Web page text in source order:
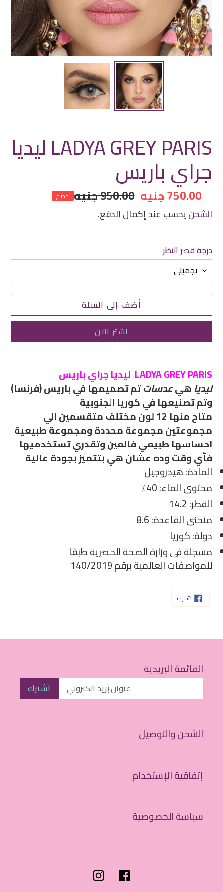
LADYA GREY PARIS ليديا
جراي باريس
سعر
مخفض
750.00 جنيه سعر
عادي
950.00 جنيه خصم
الشحنيحسب عند إكمال الدفع.
درجة قصر النظر
أضف إلى السلة
اشتر الآن
منتج
إلى
سلة
التسوق
الخاصة
بك
LADYA GREY PARIS ليديا جراي باريس
ليدياهيعدساتتم تصميمها في باريس(فرنسا)
وتم تصنيعها في كوريا الجنوبية
متاح منها 12 لون مختلف متقسمين الي
مجموعتين مجموعة محددة ومجموعة طبيعية
احساسها طبيعي فالعينوتقدري تستخدميها
فأي وقت وده عشان هي بتتميز بجودة عالية
المادة: هيدروجيل
محتوى الماء: 40٪
القطر: 14.2
منحنى القاعدة: 8.6
دولة: كوريا
مسجلة فى وزارة الصحة المصرية طبقا
للمواصفات العالمية برقم 140/2019
شاركشارك
على
الفيسبوك
القائمة البريدية
اشترك
الشحن والتوصيل
إتفاقية الإستخدام
سياسة الخصوصية
Facebook
Instagram